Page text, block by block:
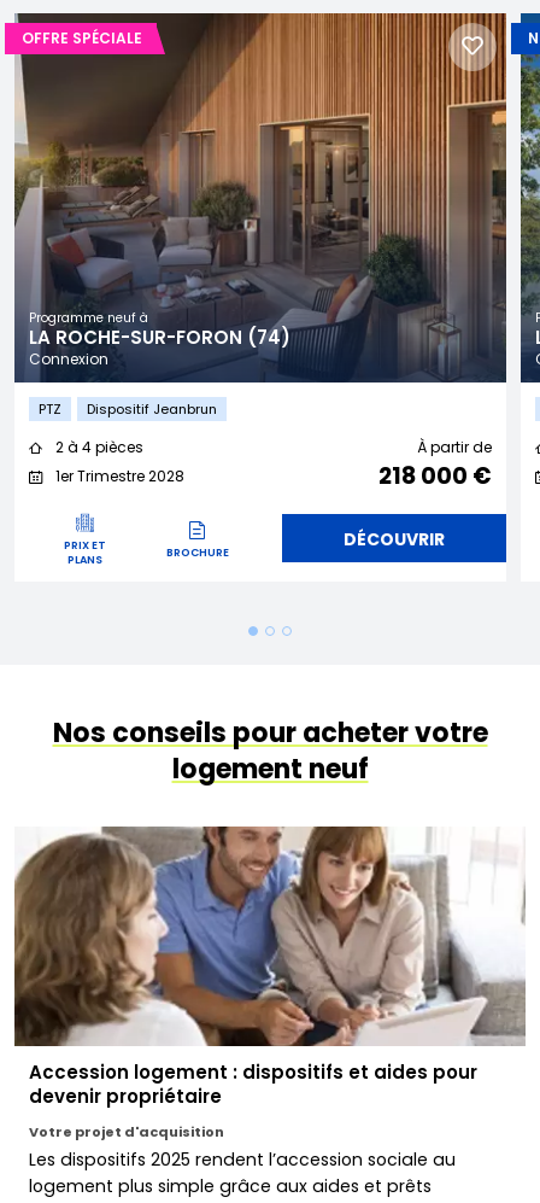
Programme neuf à
LA ROCHE-SUR-FORON (74)
Connexion
OFFRE SPÉCIALE
PTZ Dispositif Jeanbrun
2 à 4 pièces
1er Trimestre 2028
À partir de
218 000 €
PRIX ET
PLANS
BROCHURE
DÉCOUVRIR
Nos conseils pour acheter votre
logement neuf
Accession logement : dispositifs et aides pour
devenir propriétaire
Votre projet d'acquisition
Les dispositifs 2025 rendent l’accession sociale au
logement plus simple grâce aux aides et prêts